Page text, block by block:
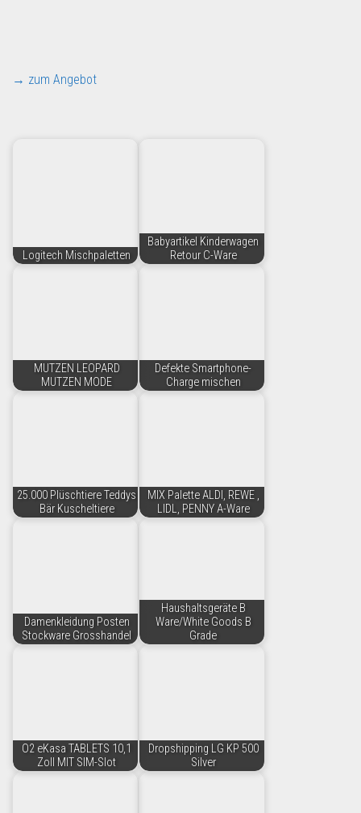
→ zum Angebot
Logitech Mischpaletten
Babyartikel Kinderwagen
Retour C-Ware
MUTZEN LEOPARD
MUTZEN MODE
Defekte Smartphone-
Charge mischen
25.000 Plüschtiere Teddys
Bär Kuscheltiere
MIX Palette ALDI, REWE ,
LIDL, PENNY A-Ware
Damenkleidung Posten
Stockware Grosshandel
Haushaltsgeräte B
Ware/White Goods B
Grade
O2 eKasa TABLETS 10,1
Zoll MIT SIM-Slot
Dropshipping LG KP 500
Silver